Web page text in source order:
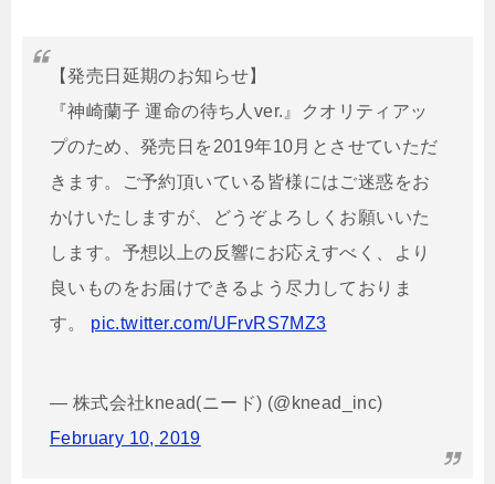
【発売日延期のお知らせ】
『神崎蘭子 運命の待ち人ver.』クオリティアッ
プのため、発売日を2019年10月とさせていただ
きます。ご予約頂いている皆様にはご迷惑をお
かけいたしますが、どうぞよろしくお願いいた
します。予想以上の反響にお応えすべく、より
良いものをお届けできるよう尽力しておりま
す。 pic.twitter.com/UFrvRS7MZ3
— 株式会社knead(ニード) (@knead_inc)
February 10, 2019